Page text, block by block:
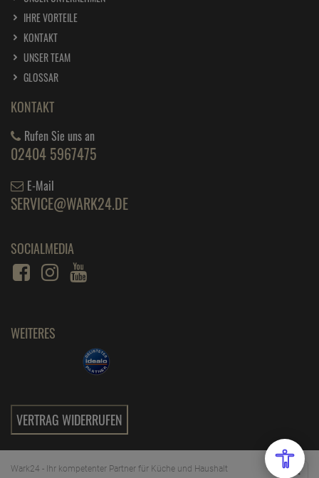
IHRE VORTEILE
KONTAKT
UNSER TEAM
GLOSSAR
KONTAKT
Rufen Sie uns an
02404 5967475
E-Mail
SERVICE@WARK24.DE
SOCIALMEDIA
WEITERES
VERTRAG WIDERRUFEN
Wark24 - Ihr kompetenter Partner für Küche und Haushalt